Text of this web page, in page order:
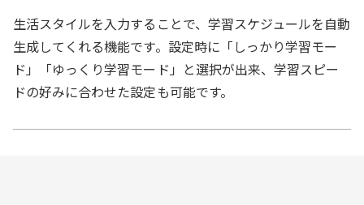
生活スタイルを入力することで、学習スケジュールを自動
生成してくれる機能です。設定時に「しっかり学習モー
ド」「ゆっくり学習モード」と選択が出来、学習スピー
ドの好みに合わせた設定も可能です。